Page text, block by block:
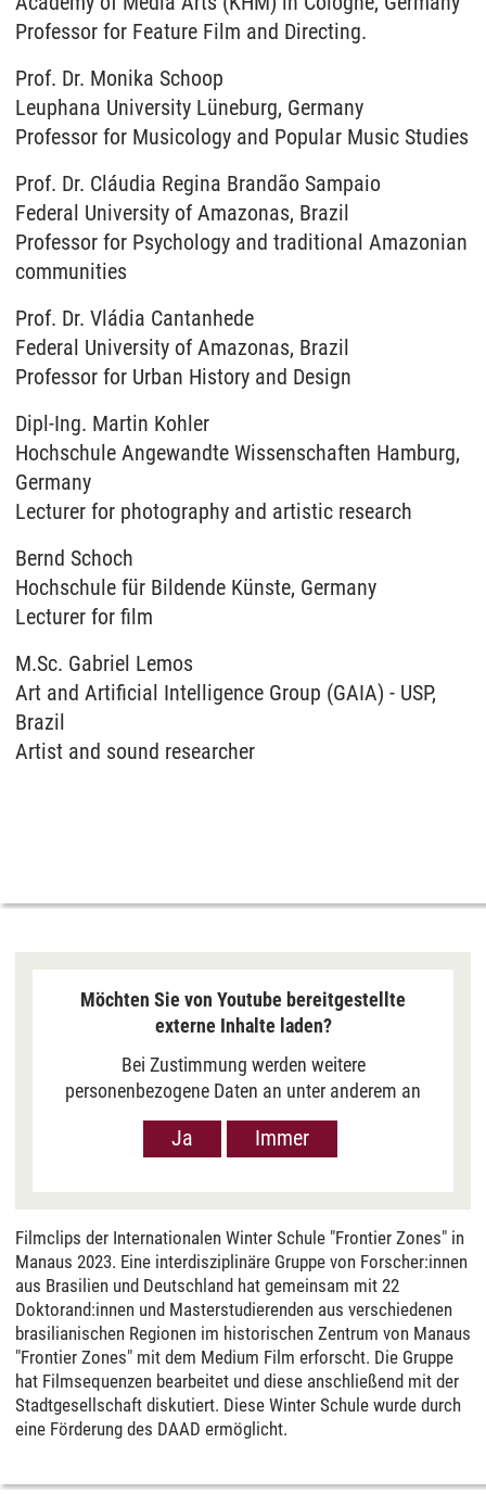
Professor for Feature Film and Directing.
Prof. Dr. Monika Schoop
Leuphana University Lüneburg, Germany
Professor for Musicology and Popular Music Studies
Prof. Dr. Cláudia Regina Brandão Sampaio
Federal University of Amazonas, Brazil
Professor for Psychology and traditional Amazonian
communities
Prof. Dr. Vládia Cantanhede
Federal University of Amazonas, Brazil
Professor for Urban History and Design
Dipl-Ing. Martin Kohler
Hochschule Angewandte Wissenschaften Hamburg,
Germany
Lecturer for photography and artistic research
Bernd Schoch
Hochschule für Bildende Künste, Germany
Lecturer for film
M.Sc. Gabriel Lemos
Art and Artificial Intelligence Group (GAIA) - USP,
Brazil
Artist and sound researcher
Möchten Sie von Youtube bereitgestellte
externe Inhalte laden?
Bei Zustimmung werden weitere
personenbezogene Daten an unter anderem an
Google in den USA übermittelt, um Ihnen Youtube-
Videos anzuzeigen. Der Europäische Gerichtshof
an EU-Standards, jedoch als unzureichend
dass Ihre Daten dann durch US-Behörden
verarbeitet werden können. Klicken Sie auf „Ja“
erfolgt die Weitergabe nur für die Anzeige dieses
Videos. Bei Klick auf „Immer“ erfolgt die
Weitergabe generell bei Anzeige von Youtube-
Videos auf unserer Seite. Nähere Informationen
hierzu entnehmen Sie bitte unserer
Datenschutzerklärung
Ja Immer
Filmclips der Internationalen Winter Schule "Frontier Zones" in
Manaus 2023. Eine interdisziplinäre Gruppe von Forscher:innen
aus Brasilien und Deutschland hat gemeinsam mit 22
Doktorand:innen und Masterstudierenden aus verschiedenen
brasilianischen Regionen im historischen Zentrum von Manaus
"Frontier Zones" mit dem Medium Film erforscht. Die Gruppe
hat Filmsequenzen bearbeitet und diese anschließend mit der
Stadtgesellschaft diskutiert. Diese Winter Schule wurde durch
eine Förderung des DAAD ermöglicht.